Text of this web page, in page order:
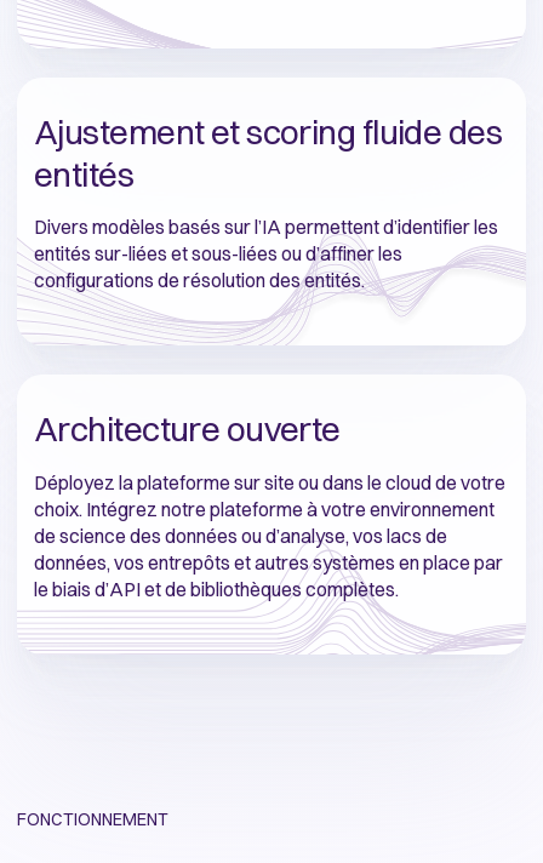
Ajustement et scoring fluide des
entités
Divers modèles basés sur l’IA permettent d’identifier les
entités sur-liées et sous-liées ou d’affiner les
configurations de résolution des entités.
Architecture ouverte
Déployez la plateforme sur site ou dans le cloud de votre
choix. Intégrez notre plateforme à votre environnement
de science des données ou d’analyse, vos lacs de
données, vos entrepôts et autres systèmes en place par
le biais d’API et de bibliothèques complètes.
FONCTIONNEMENT